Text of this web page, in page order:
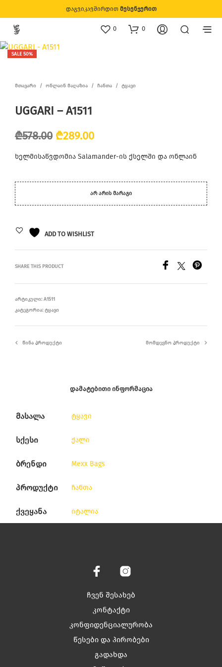
დაგვიკავშირდით მესენჯერით
0 0
SALE 50%
ᲛᲗᲐᲕᲐᲠᲘ / ᲝᲜᲚᲐᲘᲜ ᲛᲐᲦᲐᲖᲘᲐ / ᲩᲐᲜᲗᲐ / ᲢᲧᲐᲕᲘ
UGGARI – A1511
₾578.00 Original
price
₾578.00.
₾289.00Current
price
₾289.00.
ხელმისაწვდომია Salamander-ის ქსელში და ონლაინ
ᲐᲠ ᲐᲠᲘᲡ ᲛᲐᲠᲐᲒᲘ
ADD TO WISHLIST
SHARE THIS PRODUCT
ᲐᲠᲢᲘᲙᲣᲚᲘ: A1511
ᲙᲐᲢᲔᲒᲝᲠᲘᲐ: ᲢᲧᲐᲕᲘ
ᲬᲘᲜᲐ ᲞᲠᲝᲓᲣᲥᲢᲘ ᲛᲝᲛᲓᲔᲕᲜᲝ ᲞᲠᲝᲓᲣᲥᲢᲘ
ᲓᲐᲛᲐᲢᲔᲑᲘᲗᲘ ᲘᲜᲤᲝᲠᲛᲐᲪᲘᲐ
მასალა ტყავი
სქესი ქალი
ბრენდი Mexx Bags
პროდუქტი ჩანთა
ქვეყანა იტალია
ჩვენ შესახებ
კონტაქტი
კონფიდენციალურობა
წესები და პირობები
გადახდა